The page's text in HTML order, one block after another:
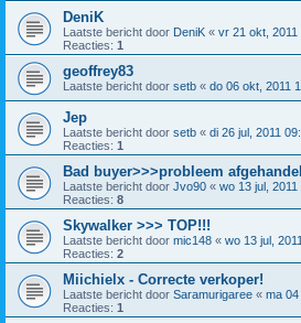
DeniK
Laatste bericht door DeniK « vr 21 okt, 2011
Reacties: 1
geoffrey83
Laatste bericht door setb « do 06 okt, 2011
Jep
Laatste bericht door setb « di 26 jul, 2011
Reacties: 1
Bad buyer>>>probleem
Laatste bericht door Jvo90 « wo 13 jul, 2011
Reacties: 8
Skywalker >>> TOP!!!
Laatste bericht door mic148 « wo 13 jul,
Reacties: 2
Miichielx - Correcte verkoper!
Laatste bericht door Saramurigaree « ma 04
Reacties: 1